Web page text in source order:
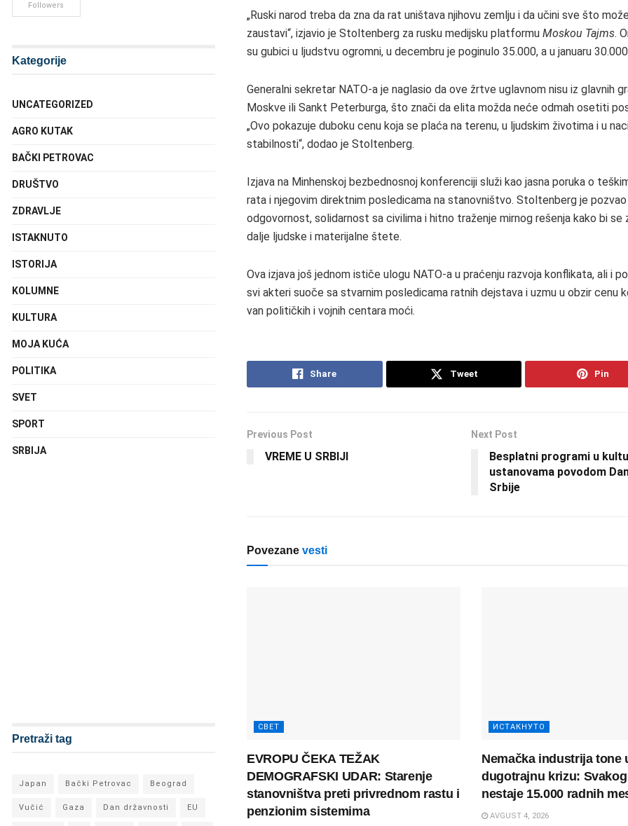
„Ruski narod treba da zna da rat uništava njihovu zemlju i da učini sve što
zaustavi“, izjavio je Stoltenberg za rusku medijsku platformu Moskou Tajms.
su gubici u ljudstvu ogromni, u decembru je poginulo 35.000, a u januaru
Generalni sekretar NATO-a je naglasio da ove žrtve uglavnom nisu iz glavnih
Moskve ili Sankt Peterburga, što znači da elita možda neće odmah osetiti
„Ovo pokazuje duboku cenu koja se plaća na terenu, u ljudskim životima i u
stabilnosti“, dodao je Stoltenberg.
Izjava na Minhenskoj bezbednosnoj konferenciji služi kao jasna poruka o
rata i njegovim direktnim posledicama na stanovništvo. Stoltenberg je pozvao
odgovornost, solidarnost sa civilima i hitno traženje mirnog rešenja kako bi se
dalje ljudske i materijalne štete.
Ova izjava još jednom ističe ulogu NATO-a u praćenju razvoja konflikata, ali i
svi akteri suoče sa stvarnim posledicama ratnih dejstava i uzmu u obzir cenu
van političkih i vojnih centara moći.
Share Tweet Pin
Previous Post
VREME U SRBIJI
Next Post
Besplatni programi u
ustanovama povodom
Srbije
Povezane vesti
СВЕТ
EVROPU ČEKA TEŽAK
DEMOGRAFSKI UDAR: Starenje
stanovništva preti privrednom rastu i
penzionim sistemima
ИСТАКНУТО
Nemačka industrija tone
dugotrajnu krizu:
nestaje 15.000 radnih
AVGUST 4, 2026
Followers
Kategorije
UNCATEGORIZED
AGRO KUTAK
BAČKI PETROVAC
DRUŠTVO
ZDRAVLJE
ISTAKNUTO
ISTORIJA
KOLUMNE
KULTURA
MOJA KUĆA
POLITIKA
SVET
SPORT
SRBIJA
Pretraži tag
Japan Bački Petrovac Beograd
Vučić Gaza Dan državnosti EU